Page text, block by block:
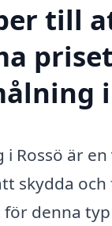
till
i
i Rossö är
skydda och
denna